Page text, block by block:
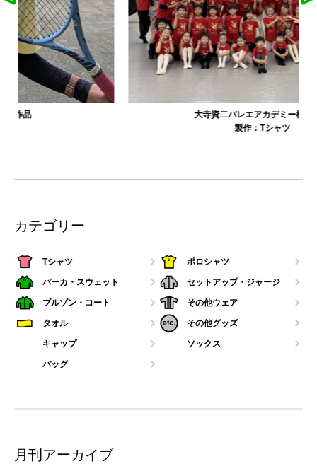
大寺資二バレエアカデミー様の作品
カテゴリー
Tシャツ ポロシャツ
パーカ・スウェット セットアップ・ジャージ
ブルゾン・コート その他ウェア
タオル その他グッズ
キャップ ソックス
バッグ
月刊アーカイブ